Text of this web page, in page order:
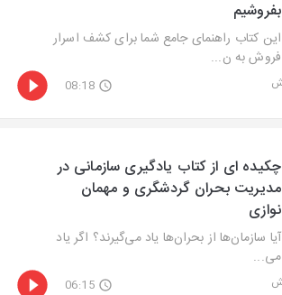
بفروشیم
این کتاب راهنمای جامع شما برای کشف اسرار
فروش به ن...
08:18
چکیده ای از کتاب یادگیری سازمانی در
مدیریت بحران گردشگری و مهمان
نوازی
آیا سازمان‌ها از بحران‌ها یاد می‌گیرند؟ اگر یاد
می...
06:15